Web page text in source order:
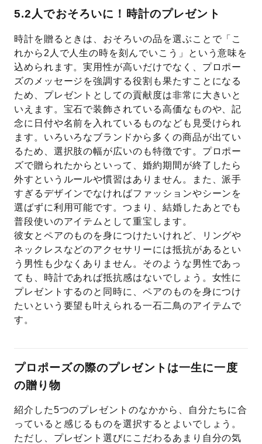
5.2人でおそろいに！時計のプレゼント
時計を贈るときは、おそろいの品を選ぶことで「こ
れから2人で人生の時を刻んでいこう」という意味を
込められます。実用性が高いだけでなく、プロポー
ズのメッセージを強調する役割も果たすことになる
ため、プレゼントとしての貢献度は非常に大きいと
いえます。宝石で装飾されている高価なものや、記
念に日付や名前を入れているものなども見受けられ
ます。いろいろなブランドから多くの商品が出てい
るため、選択肢の幅が広いのも特徴です。プロポー
ズで贈られたからといって、婚約期間が終了したら
外すというルールや慣習はありません。また、派手
すぎるデザインでなければファッションやシーンを
選ばずに利用可能です。つまり、結婚したあとでも
普段使いのアイテムとして重宝します。
彼女とペアのものを身につけたいけれど、リングや
ネックレスなどのアクセサリーには抵抗があるとい
う男性も少なくありません。そのような男性であっ
ても、時計であれば抵抗感はないでしょう。女性に
プレゼントするのと同時に、ペアのものを身につけ
たいという要望も叶えられる一石二鳥のアイテムで
す。
プロポーズの際のプレゼントは一生に一度
の贈り物
紹介した5つのプレゼントのなかから、自分たちに合
っていると感じるものを選択するとよいでしょう。
ただし、プレゼント選びにこだわるあまり自分の気